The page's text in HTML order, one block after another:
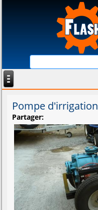
Pompe d'irrigation
Partager: